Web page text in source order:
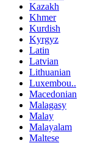
Kazakh
Khmer
Kurdish
Kyrgyz
Latin
Latvian
Lithuanian
Luxembou..
Macedonian
Malagasy
Malay
Malayalam
Maltese